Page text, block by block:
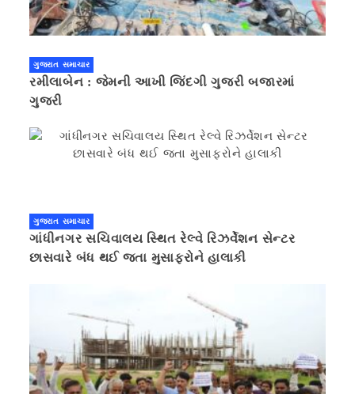
ગુજરાત સમાચાર
રમીલાબેન : જેમની આખી જિંદગી ગુજરી બજારમાં
ગુજરી
ગુજરાત સમાચાર
ગાંધીનગર સચિવાલય સ્થિત રેલ્વે રિઝર્વેશન સેન્ટર
છાસવારે બંધ થઈ જતા મુસાફરોને હાલાકી